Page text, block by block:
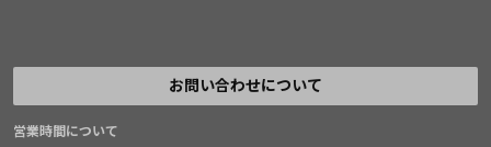
お問い合わせについて
営業時間について